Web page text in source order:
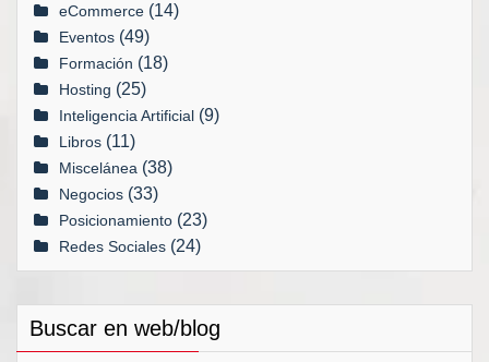
eCommerce (14)
Eventos (49)
Formación (18)
Hosting (25)
Inteligencia Artificial (9)
Libros (11)
Miscelánea (38)
Negocios (33)
Posicionamiento (23)
Redes Sociales (24)
Buscar en web/blog